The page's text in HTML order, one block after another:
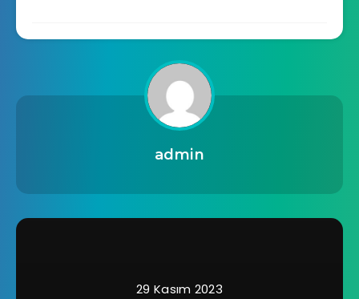
admin
29 Kasım 2023